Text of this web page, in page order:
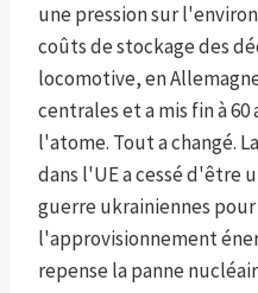
une pression sur
coûts de stockage des
locomotive, en
centrales et a mis fin à
l'atome. Tout a changé.
dans l'UE a cessé d'être
guerre ukrainiennes
l'approvisionnement
repense la panne